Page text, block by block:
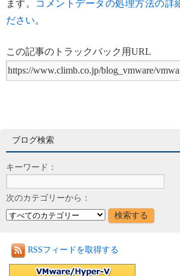
ます。 コメントデータの処理方法の詳
ださい。
この記事のトラックバック用URL
ブログ検索
キーワード：
次のカテゴリーから：
RSSフィードを取得する